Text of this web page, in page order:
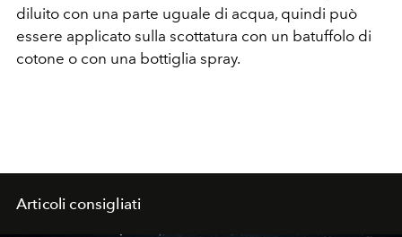
diluito con una parte uguale di acqua, quindi può
essere applicato sulla scottatura con un batuffolo di
cotone o con una bottiglia spray.
Articoli consigliati